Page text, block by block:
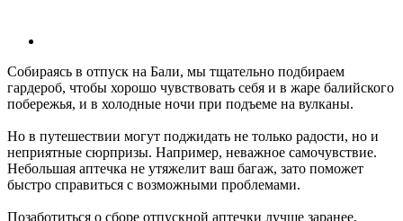
Собираясь в отпуск на Бали, мы тщательно подбираем
гардероб, чтобы хорошо чувствовать себя и в жаре балийского
побережья, и в холодные ночи при подъеме на вулканы.
Но в путешествии могут поджидать не только радости, но и
неприятные сюрпризы. Например, неважное самочувствие.
Небольшая аптечка не утяжелит ваш багаж, зато поможет
быстро справиться с возможными проблемами.
Позаботиться о сборе отпускной аптечки лучше заранее.